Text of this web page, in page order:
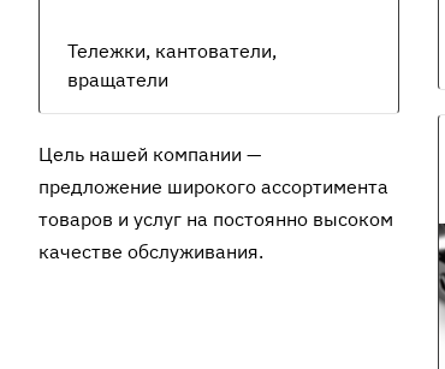
Тележки, кантователи,
вращатели
Цель нашей компании —
предложение широкого ассортимента
товаров и услуг на постоянно высоком
качестве обслуживания.